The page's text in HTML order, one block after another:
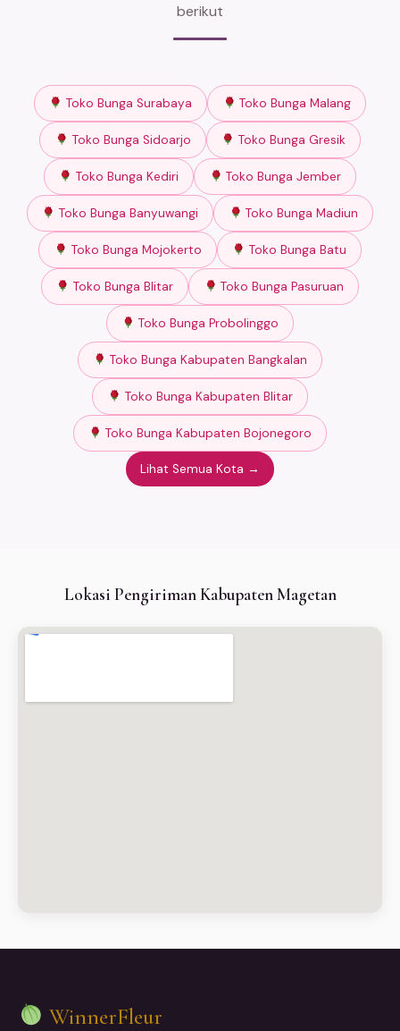
berikut
Toko Bunga Surabaya Toko Bunga Malang
Toko Bunga Sidoarjo Toko Bunga Gresik
Toko Bunga Kediri Toko Bunga Jember
Toko Bunga Banyuwangi Toko Bunga Madiun
Toko Bunga Mojokerto Toko Bunga Batu
Toko Bunga Blitar Toko Bunga Pasuruan
Toko Bunga Probolinggo
Toko Bunga Kabupaten Bangkalan
Toko Bunga Kabupaten Blitar
Toko Bunga Kabupaten Bojonegoro
Lihat Semua Kota →
Lokasi Pengiriman Kabupaten Magetan
WinnerFleur